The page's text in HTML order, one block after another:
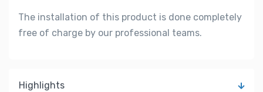
The installation of this product is done completely
free of charge by our professional teams.
Highlights